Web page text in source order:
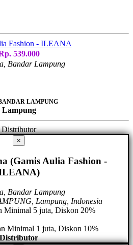
Fashion - ILEANA
539.000
Bandar Lampung
LAMPUNG
Lampung
Distributor
×
(Gamis Aulia Fashion -
Bandar Lampung
Lampung, Indonesia
Minimal 5 juta, Diskon 20%
Minimal 1 juta, Diskon 10%
Distributor